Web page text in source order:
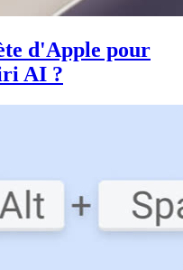
d'Apple pour
AI ?